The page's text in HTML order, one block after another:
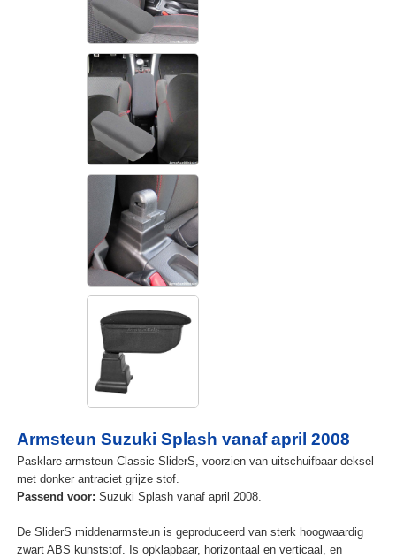
Armsteun Suzuki Splash vanaf april 2008
Pasklare armsteun Classic SliderS, voorzien van uitschuifbaar deksel
met donker antraciet grijze stof.
Passend voor: Suzuki Splash vanaf april 2008.
De SliderS middenarmsteun is geproduceerd van sterk hoogwaardig
zwart ABS kunststof. Is opklapbaar, horizontaal en verticaal, en